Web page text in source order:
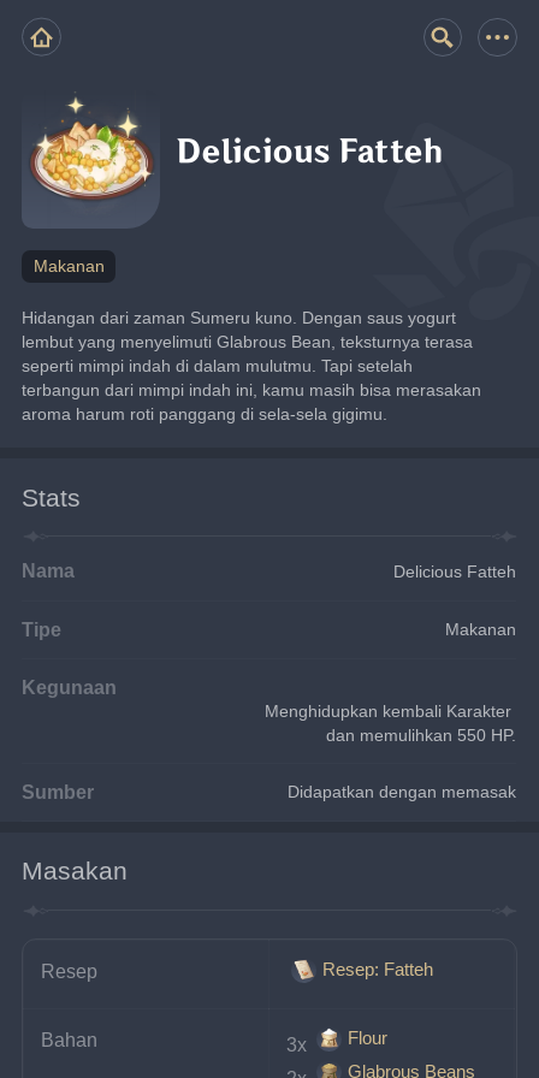
Delicious Fatteh
Makanan
Hidangan dari zaman Sumeru kuno. Dengan saus yogurt
lembut yang menyelimuti Glabrous Bean, teksturnya terasa
seperti mimpi indah di dalam mulutmu. Tapi setelah
terbangun dari mimpi indah ini, kamu masih bisa merasakan
aroma harum roti panggang di sela-sela gigimu.
Stats
Nama Delicious Fatteh
Tipe Makanan
Kegunaan
Menghidupkan kembali Karakter
dan memulihkan 550 HP.
Sumber Didapatkan dengan memasak
Masakan
Resep Resep: Fatteh
Bahan 3x
Flour
Glabrous Beans